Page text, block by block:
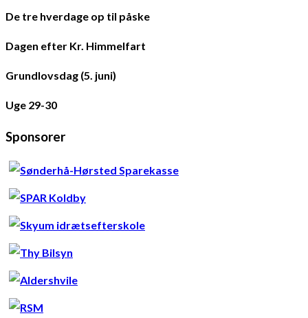
De tre hverdage op til påske
Dagen efter Kr. Himmelfart
Grundlovsdag (5. juni)
Uge 29-30
Sponsorer